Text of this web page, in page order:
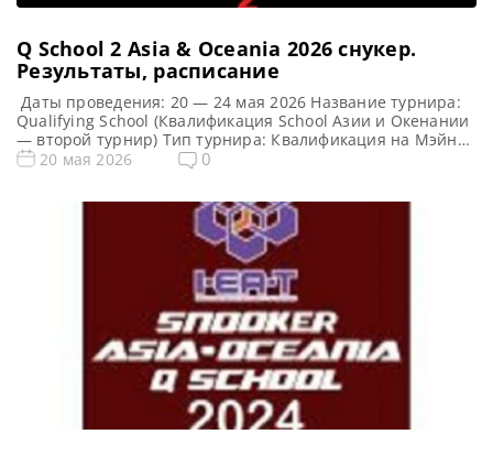
Q School 2 Asia & Oceania 2026 cнукер.
Результаты, расписание
Даты проведения: 20 — 24 мая 2026 Название турнира:
Qualifying School (Квалификация School Азии и Окенании
— второй турнир) Тип турнира: Квалификация на Мэйн
Тур (World Snooker Tour) Арена: Kiatthada Billiards &
турнира: Примечание: Всего будет разыграно четыре
карты World Snooker Tour, […]
20 мая 2026 0